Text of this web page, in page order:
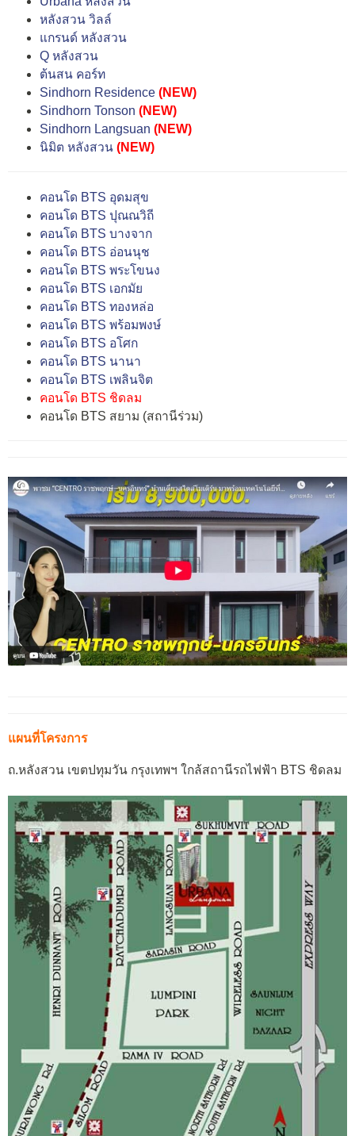
หลังสวน วิลล์
แกรนด์ หลังสวน
Q หลังสวน
ต้นสน คอร์ท
Sindhorn Residence (NEW)
Sindhorn Tonson (NEW)
Sindhorn Langsuan (NEW)
นิมิต หลังสวน (NEW)
คอนโด BTS อุดมสุข
คอนโด BTS ปุณณวิถี
คอนโด BTS บางจาก
คอนโด BTS อ่อนนุช
คอนโด BTS พระโขนง
คอนโด BTS เอกมัย
คอนโด BTS ทองหล่อ
คอนโด BTS พร้อมพงษ์
คอนโด BTS อโศก
คอนโด BTS นานา
คอนโด BTS เพลินจิต
คอนโด BTS ชิดลม
คอนโด BTS สยาม (สถานีร่วม)
แผนที่โครงการ
ถ.หลังสวน เขตปทุมวัน กรุงเทพฯ ใกล้สถานีรถไฟฟ้า BTS ชิดลม